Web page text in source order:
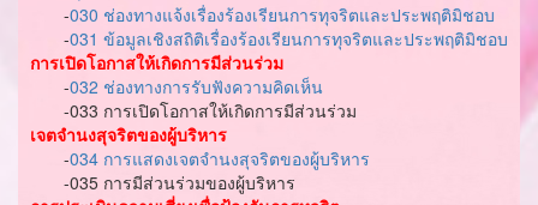
-030 ช่องทางแจ้งเรื่องร้องเรียนการทุจริตและประพฤติมิชอบ
-031 ข้อมูลเชิงสถิติเรื่องร้องเรียนการทุจริตและประพฤติมิชอบ
การเปิดโอกาสให้เกิดการมีส่วนร่วม
-032 ช่องทางการรับฟังความคิดเห็น
-033 การเปิดโอกาสให้เกิดการมีส่วนร่วม
เจตจำนงสุจริตของผู้บริหาร
-034 การแสดงเจตจำนงสุจริตของผู้บริหาร
-035 การมีส่วนร่วมของผู้บริหาร